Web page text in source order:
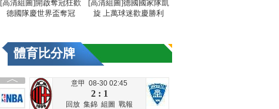
[高清組圖]開啟奪冠狂歡
德國隊慶世界盃奪冠
[高清組圖]德國國家隊凱
旋 上萬球迷歡慶勝利
體育比分牌
意甲 08-30 02:45
2 : 1
回放 集錦 組圖 戰報